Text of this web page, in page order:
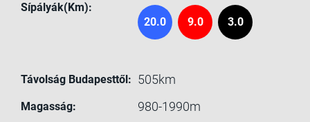
Sípályák(Km):
20.0
9.0 3.0
Távolság Budapesttől: 505km
Magasság: 980-1990m